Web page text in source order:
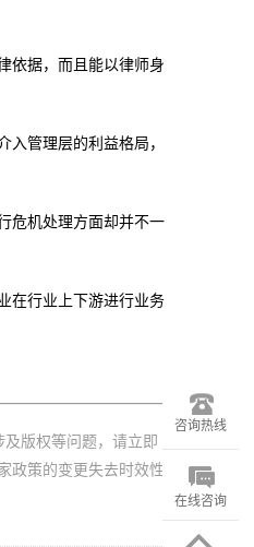
依据，而且能以律师身
管理层的利益格局，
危机处理方面却并不一
在行业上下游进行业务
版权等问题，请立即
政策的变更失去时效性
咨询热线
在线咨询